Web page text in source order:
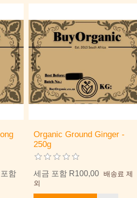
함
Organic Ground Ginger -
250g
세금 포함 R100,00 배송료 제
외